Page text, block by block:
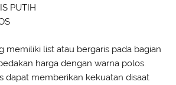
PUTIH
memiliki list atau bergaris pada bagian
harga dengan warna polos.
dapat memberikan kekuatan disaat